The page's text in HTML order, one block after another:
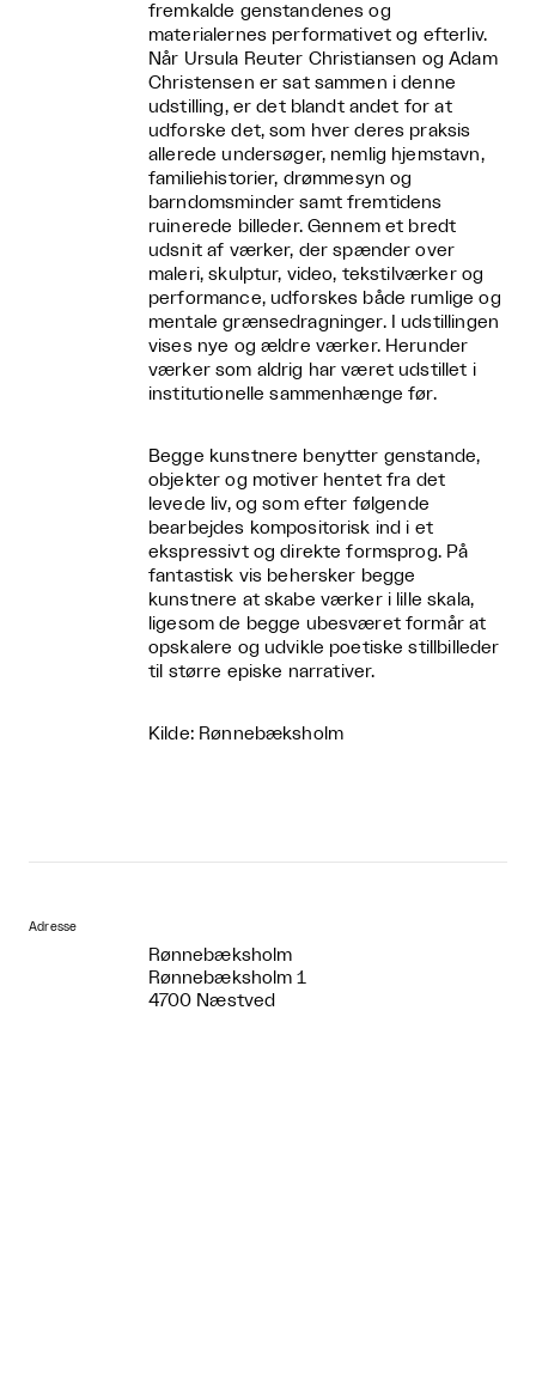
fremkalde genstandenes og
materialernes performativet og efterliv.
Når Ursula Reuter Christiansen og Adam
Christensen er sat sammen i denne
udstilling, er det blandt andet for at
udforske det, som hver deres praksis
allerede undersøger, nemlig hjemstavn,
familiehistorier, drømmesyn og
barndomsminder samt fremtidens
ruinerede billeder. Gennem et bredt
udsnit af værker, der spænder over
maleri, skulptur, video, tekstilværker og
performance, udforskes både rumlige og
mentale grænsedragninger. I udstillingen
vises nye og ældre værker. Herunder
værker som aldrig har været udstillet i
institutionelle sammenhænge før.
Begge kunstnere benytter genstande,
objekter og motiver hentet fra det
levede liv, og som efter følgende
bearbejdes kompositorisk ind i et
ekspressivt og direkte formsprog. På
fantastisk vis behersker begge
kunstnere at skabe værker i lille skala,
ligesom de begge ubesværet formår at
opskalere og udvikle poetiske stillbilleder
til større episke narrativer.
Kilde: Rønnebæksholm
Adresse
Rønnebæksholm
Rønnebæksholm 1
4700 Næstved